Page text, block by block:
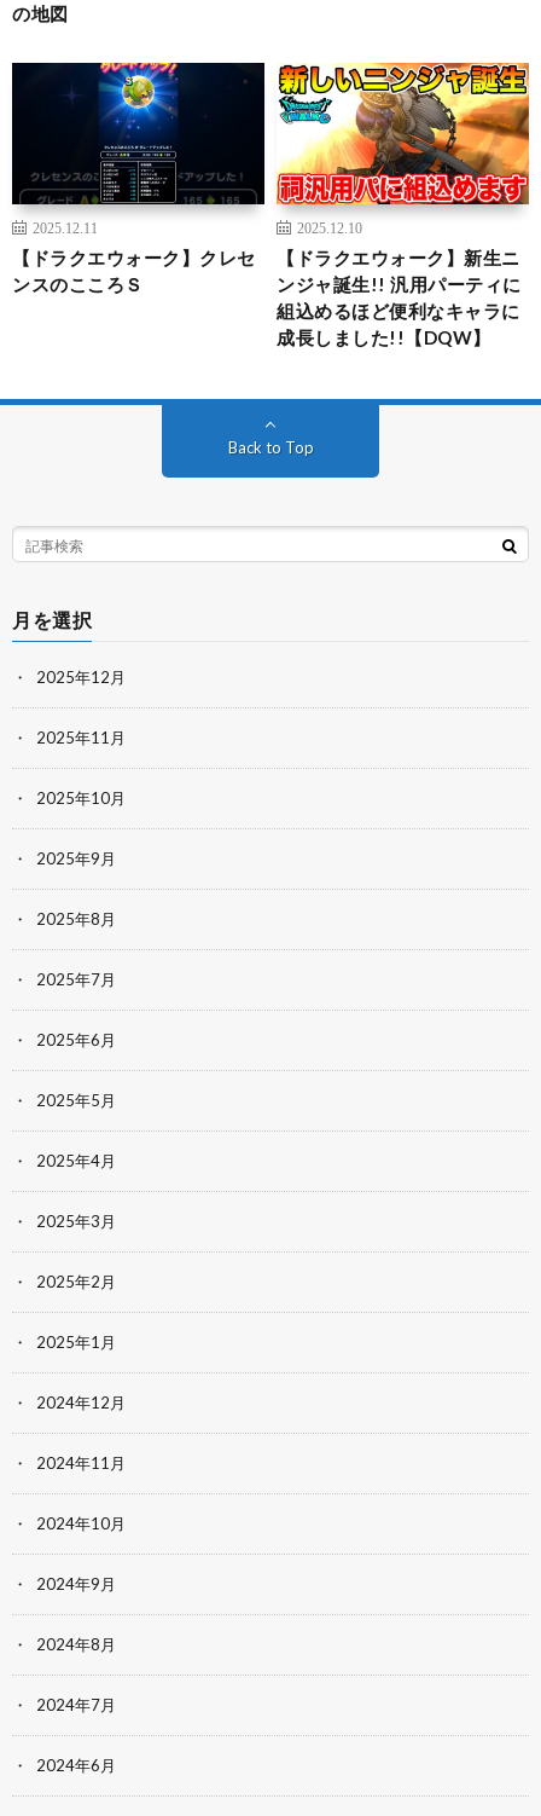
の地図
2025.12.11
【ドラクエウォーク】クレセ
ンスのこころＳ
2025.12.10
【ドラクエウォーク】新生ニ
ンジャ誕生!! 汎用パーティに
組込めるほど便利なキャラに
成長しました!!【DQW】
Back to Top
月を選択
2025年12月
2025年11月
2025年10月
2025年9月
2025年8月
2025年7月
2025年6月
2025年5月
2025年4月
2025年3月
2025年2月
2025年1月
2024年12月
2024年11月
2024年10月
2024年9月
2024年8月
2024年7月
2024年6月